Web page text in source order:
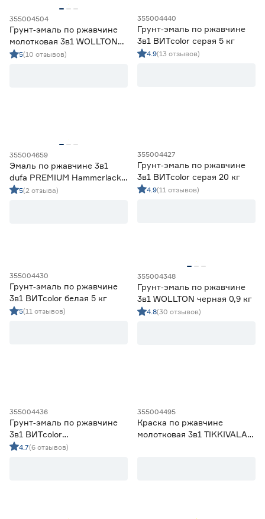
355004504
Грунт‑эмаль по ржавчине
молотковая 3в1 WOLLTON
RAL 8017 коричневая 0,9 кг
5(10 отзывов)
355004440
Грунт‑эмаль по ржавчине
3в1 ВИТcolor серая 5 кг
4.9(13 отзывов)
355004659
Эмаль по ржавчине 3в1
dufa PREMIUM Hammerlack
Glatt белая (база 1) 2,5 л
5(2 отзыва)
355004427
Грунт‑эмаль по ржавчине
3в1 ВИТcolor серая 20 кг
4.9(11 отзывов)
355004430
Грунт‑эмаль по ржавчине
3в1 ВИТcolor белая 5 кг
5(11 отзывов)
355004348
Грунт‑эмаль по ржавчине
3в1 WOLLTON черная 0,9 кг
4.8(30 отзывов)
355004436
Грунт‑эмаль по ржавчине
3в1 ВИТcolor
красно‑коричневая 5 кг
4.7(6 отзывов)
355004495
Краска по ржавчине
молотковая 3в1 TIKKIVALA